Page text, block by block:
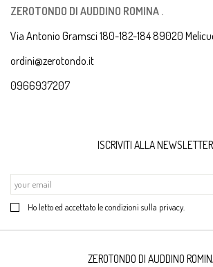
ZEROTONDO DI AUDDINO ROMINA .
Via Antonio Gramsci 180-182-184 89020
ordini@zerotondo.it
0966937207
ISCRIVITI ALLA NEWSLETTER
Ho letto ed accettato le condizioni sulla privacy.
ZEROTONDO DI AUDDINO